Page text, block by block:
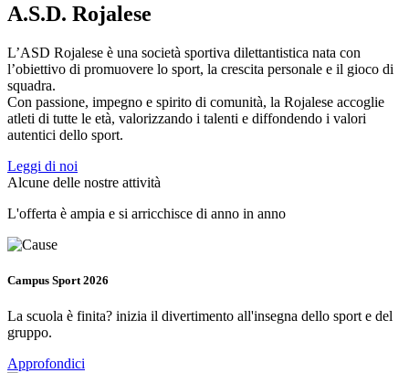
A.S.D. Rojalese
L’ASD Rojalese è una società sportiva dilettantistica nata con
l’obiettivo di promuovere lo sport, la crescita personale e il gioco di
squadra.
Con passione, impegno e spirito di comunità, la Rojalese accoglie
atleti di tutte le età, valorizzando i talenti e diffondendo i valori
autentici dello sport.
Leggi di noi
Alcune delle nostre attività
L'offerta è ampia e si arricchisce di anno in anno
Campus Sport 2026
La scuola è finita? inizia il divertimento all'insegna dello sport e del
gruppo.
Approfondici